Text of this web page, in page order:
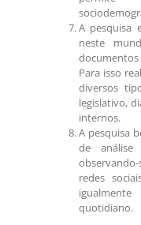
A pesquisa
neste
Para isso
diversos
legislativo,
internos.
A pesquisa
de análise
redes
quotidiano.